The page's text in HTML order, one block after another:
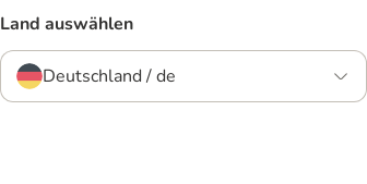
Land auswählen
Deutschland / de